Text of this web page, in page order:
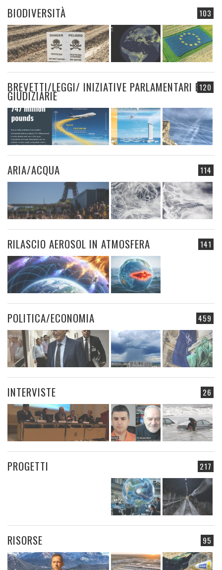
103
BIODIVERSITÀ
120
BREVETTI/LEGGI/ INIZIATIVE PARLAMENTARI E
GIUDIZIARIE
114
ARIA/ACQUA
141
RILASCIO AEROSOL IN ATMOSFERA
459
POLITICA/ECONOMIA
26
INTERVISTE
217
PROGETTI
95
RISORSE